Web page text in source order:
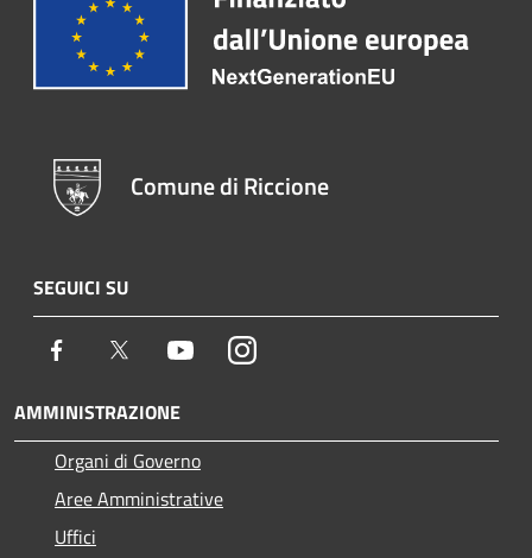
Comune di Riccione
SEGUICI SU
Facebook Twitter YoutubeInstagram
AMMINISTRAZIONE
Organi di Governo
Aree Amministrative
Uffici